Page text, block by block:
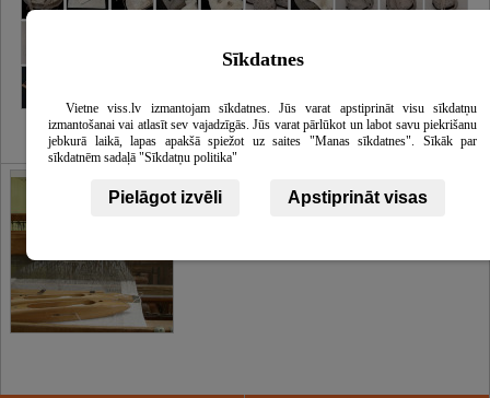
Sīkdatnes
Vietne viss.lv izmantojam sīkdatnes. Jūs varat apstiprināt visu sīkdatņu
izmantošanai vai atlasīt sev vajadzīgās. Jūs varat pārlūkot un labot savu piekrišanu
jebkurā laikā, lapas apakšā spiežot uz saites "Manas sīkdatnes". Sīkāk par
sīkdatnēm sadaļā "Sīkdatņu politika"
Pielāgot izvēli Apstiprināt visas